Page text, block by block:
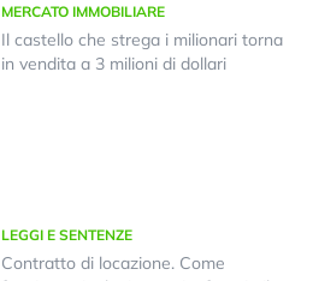
MERCATO IMMOBILIARE
Il castello che strega i milionari torna
in vendita a 3 milioni di dollari
LEGGI E SENTENZE
Contratto di locazione. Come